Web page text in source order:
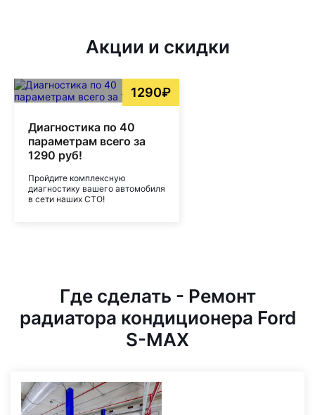
Акции и скидки
1290₽
Диагностика по 40
параметрам всего за
1290 руб!
Пройдите комплексную
диагностику вашего автомобиля
в сети наших СТО!
Где сделать - Ремонт
радиатора кондиционера Ford
S-MAX